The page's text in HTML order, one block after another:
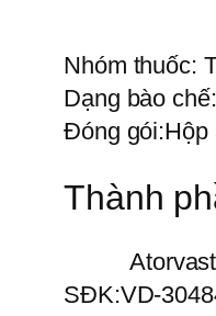
Nhóm thuốc:
Dạng bào chế:
Đóng gói:Hộp
Thành
SĐK:VD-